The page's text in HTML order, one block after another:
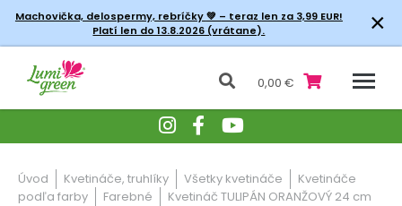
Machovička, delospermy, rebríčky💚 – teraz len za 3,99 EUR!
Platí len do 13.8.2026 (vrátane).
×
0,00 €
Úvod Kvetináče, truhlíky Všetky kvetináče
Kvetináče
podľa farby
Farebné Kvetináč TULIPÁN ORANŽOVÝ 24 cm